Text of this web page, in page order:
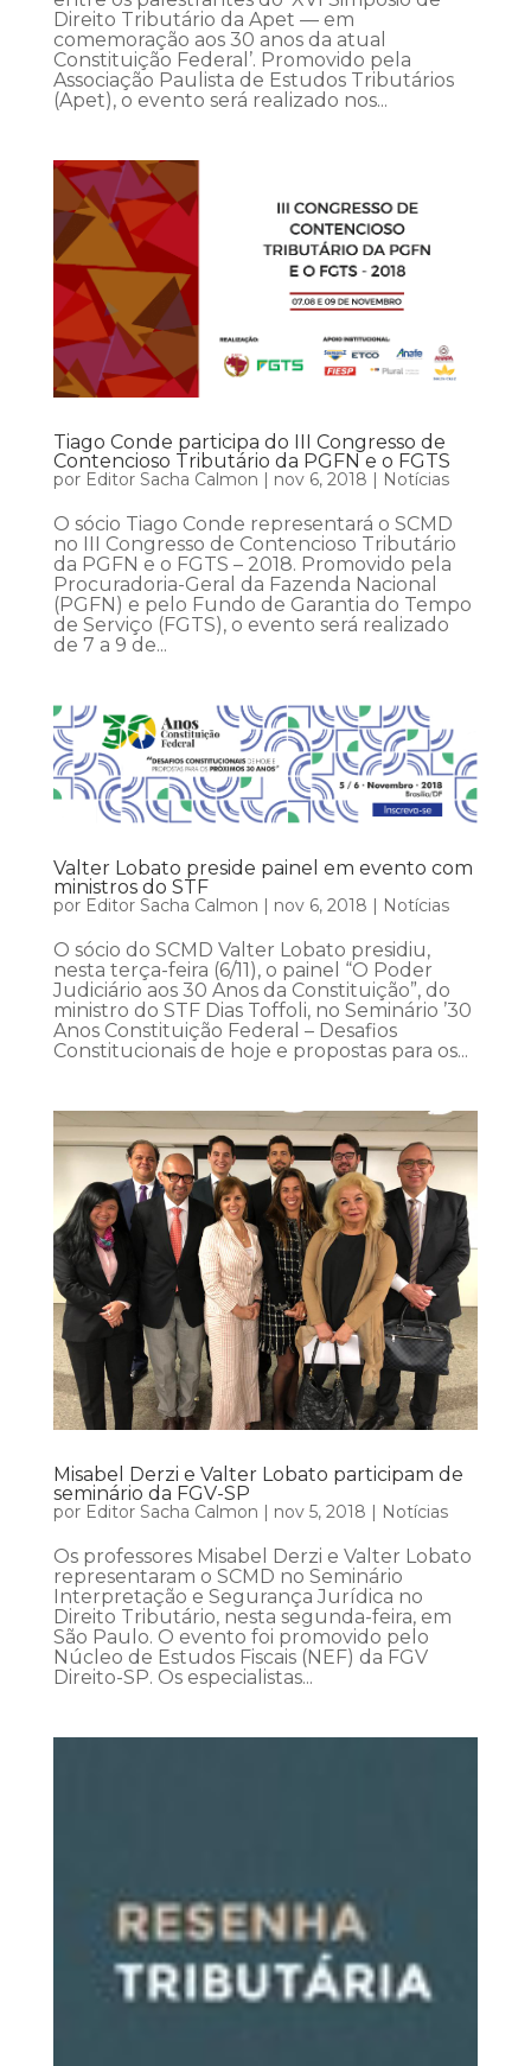
Direito Tributário da Apet — em
comemoração aos 30 anos da atual
Constituição Federal’. Promovido pela
Associação Paulista de Estudos Tributários
(Apet), o evento será realizado nos...
Tiago Conde participa do III Congresso de
Contencioso Tributário da PGFN e o FGTS
por Editor Sacha Calmon | nov 6, 2018 | Notícias
O sócio Tiago Conde representará o SCMD
no III Congresso de Contencioso Tributário
da PGFN e o FGTS – 2018. Promovido pela
Procuradoria-Geral da Fazenda Nacional
(PGFN) e pelo Fundo de Garantia do Tempo
de Serviço (FGTS), o evento será realizado
de 7 a 9 de...
Valter Lobato preside painel em evento com
ministros do STF
por Editor Sacha Calmon | nov 6, 2018 | Notícias
O sócio do SCMD Valter Lobato presidiu,
nesta terça-feira (6/11), o painel “O Poder
Judiciário aos 30 Anos da Constituição”, do
ministro do STF Dias Toffoli, no Seminário ’30
Anos Constituição Federal – Desafios
Constitucionais de hoje e propostas para os...
Misabel Derzi e Valter Lobato participam de
seminário da FGV-SP
por Editor Sacha Calmon | nov 5, 2018 | Notícias
Os professores Misabel Derzi e Valter Lobato
representaram o SCMD no Seminário
Interpretação e Segurança Jurídica no
Direito Tributário, nesta segunda-feira, em
São Paulo. O evento foi promovido pelo
Núcleo de Estudos Fiscais (NEF) da FGV
Direito-SP. Os especialistas...